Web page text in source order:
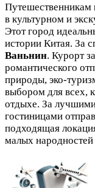
Путешественникам
в культурном и
Этот город
истории Китая. За
Ваньнин. Курорт
романтического
природы, эко-
выбором для всех,
отдыхе. За
гостиницами
подходящая
малых